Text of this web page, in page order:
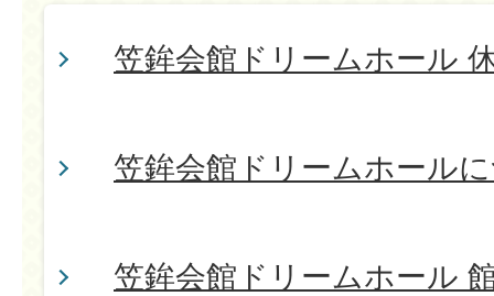
笠鉾会館ドリームホール
笠鉾会館ドリームホール
笠鉾会館ドリームホール